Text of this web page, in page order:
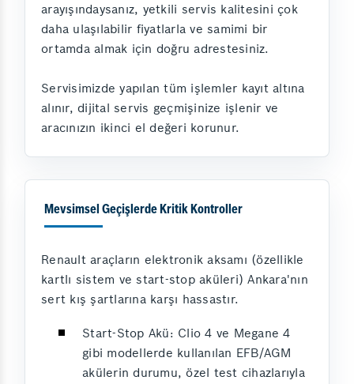
arayışındaysanız, yetkili servis kalitesini çok
daha ulaşılabilir fiyatlarla ve samimi bir
ortamda almak için doğru adrestesiniz.
Servisimizde yapılan tüm işlemler kayıt altına
alınır, dijital servis geçmişinize işlenir ve
aracınızın ikinci el değeri korunur.
Mevsimsel Geçişlerde Kritik Kontroller
Renault araçların elektronik aksamı (özellikle
kartlı sistem ve start-stop aküleri) Ankara'nın
sert kış şartlarına karşı hassastır.
Start-Stop Akü: Clio 4 ve Megane 4
gibi modellerde kullanılan EFB/AGM
akülerin durumu, özel test cihazlarıyla